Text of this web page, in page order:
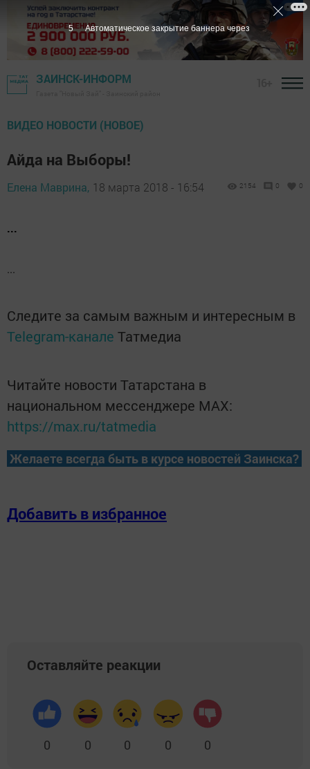
ЗАИНСК-ИНФОРМ
ВИДЕО НОВОСТИ (НОВОЕ)
Айда на Выборы!
Елена Маврина, 18 марта 2018 - 16:54 2154 0 0
...
...
Следите за самым важным и интересным в
Telegram-канале Татмедиа
Читайте новости Татарстана в
национальном мессенджере MАХ:
https://max.ru/tatmedia
Желаете всегда быть в курсе новостей Заинска?
Добавить в избранное
Оставляйте реакции
0 0 0 0 0
4 Автоматическое закрытие баннера через